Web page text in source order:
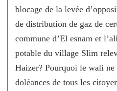
blocage de la levée
de distribution de gaz de
commune d’El esnam et
potable du village Slim
Haizer? Pourquoi le wali
doléances de tous les